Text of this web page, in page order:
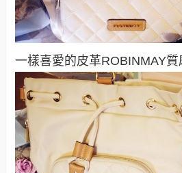
一樣喜愛的皮革ROBINMAY質